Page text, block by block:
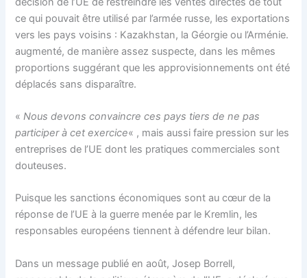
ce qui pouvait être utilisé par l’armée russe, les exportations
vers les pays voisins : Kazakhstan, la Géorgie ou l’Arménie.
augmenté, de manière assez suspecte, dans les mêmes
proportions suggérant que les approvisionnements ont été
déplacés sans disparaître.
«Nous devons convaincre ces pays tiers de ne pas
participer à cet exercice« , mais aussi faire pression sur les
entreprises de l’UE dont les pratiques commerciales sont
douteuses.
Puisque les sanctions économiques sont au cœur de la
réponse de l’UE à la guerre menée par le Kremlin, les
responsables européens tiennent à défendre leur bilan.
Dans un message publié en août, Josep Borrell,